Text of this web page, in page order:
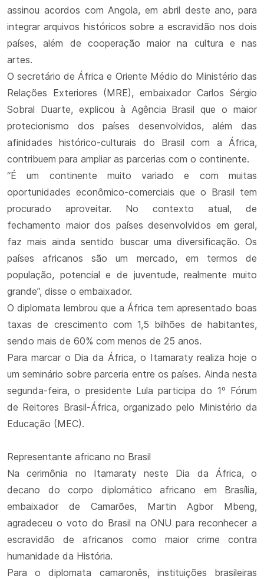
assinou acordos com Angola, em abril deste ano, para
integrar arquivos históricos sobre a escravidão nos dois
países, além de cooperação maior na cultura e nas
artes.
O secretário de África e Oriente Médio do Ministério das
Relações Exteriores (MRE), embaixador Carlos Sérgio
Sobral Duarte, explicou à Agência Brasil que o maior
protecionismo dos países desenvolvidos, além das
afinidades histórico-culturais do Brasil com a África,
contribuem para ampliar as parcerias com o continente.
“É um continente muito variado e com muitas
oportunidades econômico-comerciais que o Brasil tem
procurado aproveitar. No contexto atual, de
fechamento maior dos países desenvolvidos em geral,
faz mais ainda sentido buscar uma diversificação. Os
países africanos são um mercado, em termos de
população, potencial e de juventude, realmente muito
grande”, disse o embaixador.
O diplomata lembrou que a África tem apresentado boas
taxas de crescimento com 1,5 bilhões de habitantes,
sendo mais de 60% com menos de 25 anos.
Para marcar o Dia da África, o Itamaraty realiza hoje o
um seminário sobre parceria entre os países. Ainda nesta
segunda-feira, o presidente Lula participa do 1º Fórum
de Reitores Brasil-África, organizado pelo Ministério da
Educação (MEC).
Representante africano no Brasil
Na cerimônia no Itamaraty neste Dia da África, o
decano do corpo diplomático africano em Brasília,
embaixador de Camarões, Martin Agbor Mbeng,
agradeceu o voto do Brasil na ONU para reconhecer a
escravidão de africanos como maior crime contra
humanidade da História.
Para o diplomata camaronês, instituições brasileiras